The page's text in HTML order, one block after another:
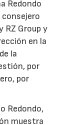
Redondo
RZ Group y
en la
la
por
por
Redondo,
muestra